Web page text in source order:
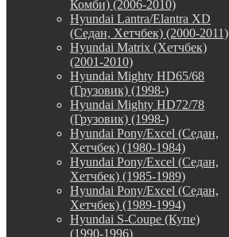
Комби) (2006-2010)
Hyundai Lantra/Elantra XD
(Седан, Хетчбек) (2000-2011)
Hyundai Matrix (Хетчбек)
(2001-2010)
Hyundai Mighty HD65/68
(Грузовик) (1998-)
Hyundai Mighty HD72/78
(Грузовик) (1998-)
Hyundai Pony/Excel (Седан,
Хетчбек) (1980-1984)
Hyundai Pony/Excel (Седан,
Хетчбек) (1985-1989)
Hyundai Pony/Excel (Седан,
Хетчбек) (1989-1994)
Hyundai S-Coupe (Купе)
(1990-1996)